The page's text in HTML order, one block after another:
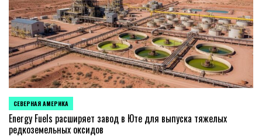
ОПУБЛИКОВАНО
В
СЕВЕРНАЯ АМЕРИКА
Energy Fuels расширяет завод в Юте для выпуска тяжелых
редкоземельных оксидов